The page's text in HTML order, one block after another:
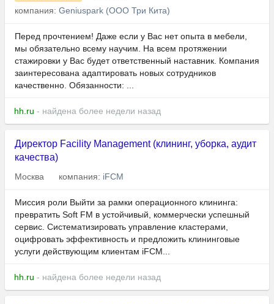
компания: Geniuspark (ООО Три Кита)
Перед прочтением! Даже если у Вас нет опыта в мебели,
мы обязательно всему научим. На всем протяжении
стажировки у Вас будет ответственный наставник. Компания
заинтересована адаптировать новых сотрудников
качественно. Обязанности: ...
hh.ru - найдена более недели назад
Директор Facility Management (клининг, уборка, аудит
качества)
Москва компания: iFCM
Миссия роли Выйти за рамки операционного клининга:
превратить Soft FM в устойчивый, коммерчески успешный
сервис. Систематизировать управление кластерами,
оцифровать эффективность и предложить клининговые
услуги действующим клиентам iFCM...
hh.ru - найдена более недели назад